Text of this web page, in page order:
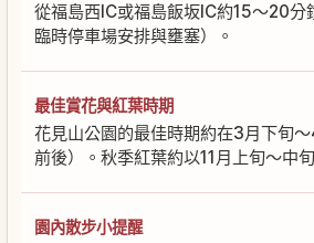
從福島西IC或福島飯坂IC約15～20分
臨時停車場安排與壅塞）。
最佳賞花與紅葉時期
花見山公園的最佳時期約在3月下旬
前後）。秋季紅葉約以11月上旬～中
園內散步小提醒